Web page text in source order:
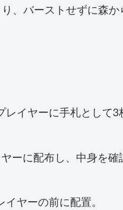
、バーストせずに森
イヤーに手札として
ーに配布し、中身を
ヤーの前に配置。